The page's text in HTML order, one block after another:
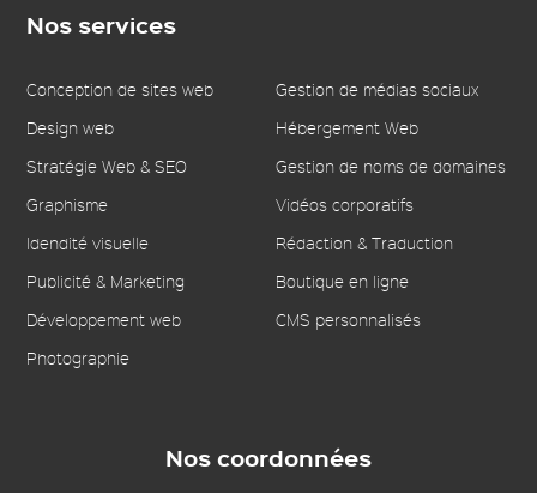
Nos services
Conception de sites web
Design web
Stratégie Web & SEO
Graphisme
Idendité visuelle
Publicité & Marketing
Développement web
Photographie
Gestion de médias sociaux
Hébergement Web
Gestion de noms de domaines
Vidéos corporatifs
Rédaction & Traduction
Boutique en ligne
CMS personnalisés
Nos coordonnées